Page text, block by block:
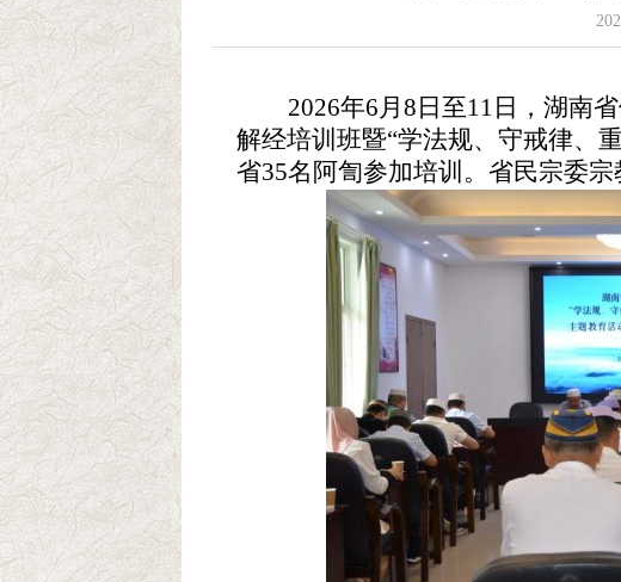
2026年6月8日至11日，湖南
解经培训班暨“学法规、守戒律、
省35名阿訇参加培训。省民宗委